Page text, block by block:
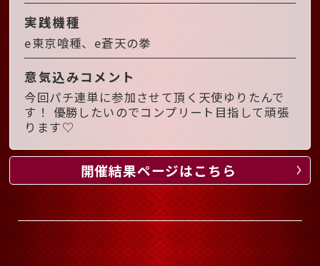
実践機種
e東京喰種、e蒼天の拳
意気込みコメント
今回パチ連単に参加させて頂く天使ゆりたんで
す！ 優勝したいのでコンプリート目指して頑張
ります♡
開催結果ページはこちら